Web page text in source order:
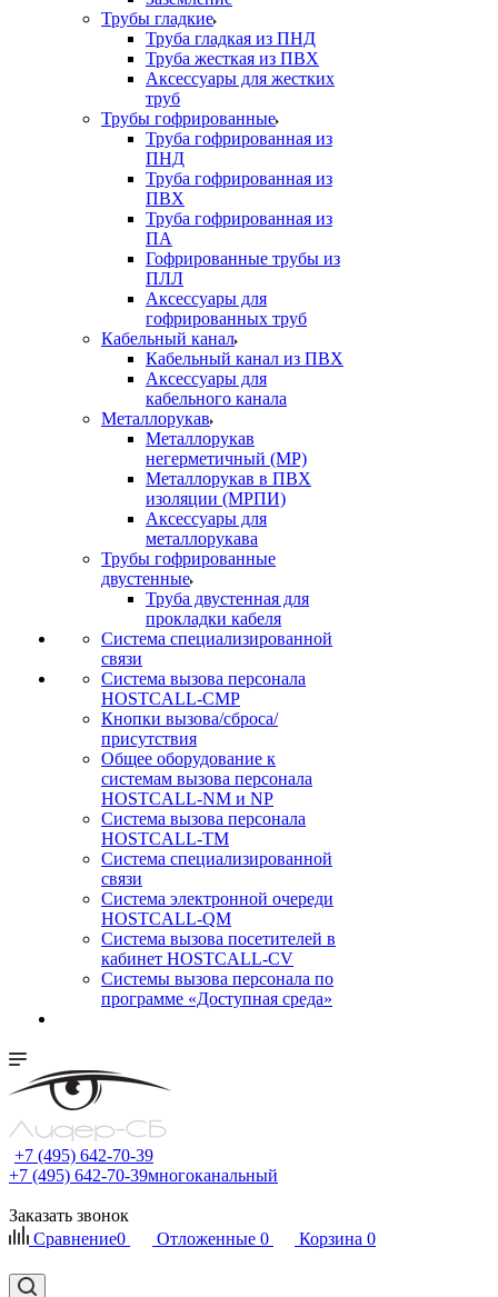
Трубы гладкие
Труба гладкая из ПНД
Труба жесткая из ПВХ
Аксессуары для жестких
труб
Трубы гофрированные
Труба гофрированная из
ПНД
Труба гофрированная из
ПВХ
Труба гофрированная из
ПА
Гофрированные трубы из
ПЛЛ
Аксессуары для
гофрированных труб
Кабельный канал
Кабельный канал из ПВХ
Аксессуары для
кабельного канала
Металлорукав
Металлорукав
негерметичный (МР)
Металлорукав в ПВХ
изоляции (МРПИ)
Аксессуары для
металлорукава
Трубы гофрированные
двустенные
Труба двустенная для
прокладки кабеля
Система специализированной
связи
Cистема вызова персонала
HOSTCALL-CMP
Кнопки вызова/сброса/
присутствия
Общее оборудование к
системам вызова персонала
HOSTCALL-NM и NP
Система вызова персонала
HOSTCALL-TM
Система специализированной
связи
Система электронной очереди
HOSTCALL-QM
Cистема вызова посетителей в
кабинет HOSTCALL-CV
Системы вызова персонала по
программе «Доступная среда»
+7 (495) 642-70-39
+7 (495) 642-70-39многоканальный
Заказать звонок
Сравнение0 Отложенные 0 Корзина 0